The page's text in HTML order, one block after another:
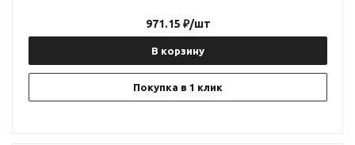
В корзину
Покупка в 1 клик
971.15 ₽/шт